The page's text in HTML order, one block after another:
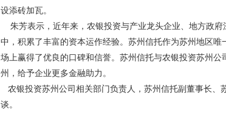
设添砖加瓦。
朱芳表示，近年来，农银投资与产业龙头企业、地方政
中，积累了丰富的资本运作经验。苏州信托作为苏州地区
场上赢得了优良的口碑和信誉。苏州信托与农银投资苏州
州，给予企业更多金融助力。
农银投资苏州公司相关部门负责人，苏州信托副董事长、
谈。